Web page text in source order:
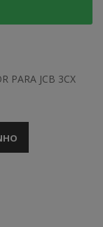
PARA JCB 3CX